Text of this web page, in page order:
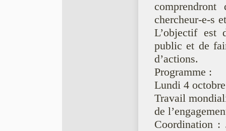
chercheur-e-s
L’objectif est
public et de
d’actions.
Programme :
Lundi 4
Travail
de
Coordination :